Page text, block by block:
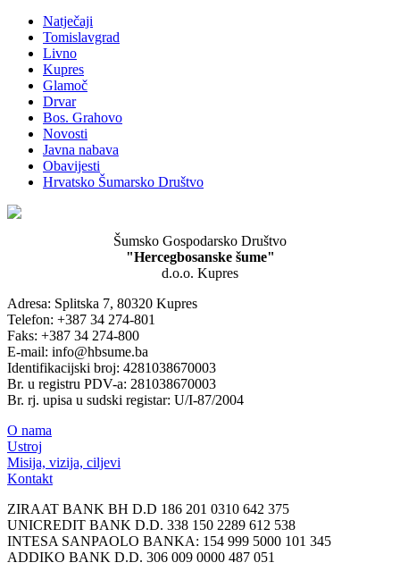
Natječaji
Tomislavgrad
Livno
Kupres
Glamoč
Drvar
Bos. Grahovo
Novosti
Javna nabava
Obavijesti
Hrvatsko Šumarsko Društvo
Šumsko Gospodarsko Društvo
"Hercegbosanske šume"
d.o.o. Kupres
Adresa: Splitska 7, 80320 Kupres
Telefon: +387 34 274-801
Faks: +387 34 274-800
E-mail: info@hbsume.ba
Identifikacijski broj: 4281038670003
Br. u registru PDV-a: 281038670003
Br. rj. upisa u sudski registar: U/I-87/2004
O nama
Ustroj
Misija, vizija, ciljevi
Kontakt
ZIRAAT BANK BH D.D 186 201 0310 642 375
UNICREDIT BANK D.D. 338 150 2289 612 538
INTESA SANPAOLO BANKA: 154 999 5000 101 345
ADDIKO BANK D.D. 306 009 0000 487 051